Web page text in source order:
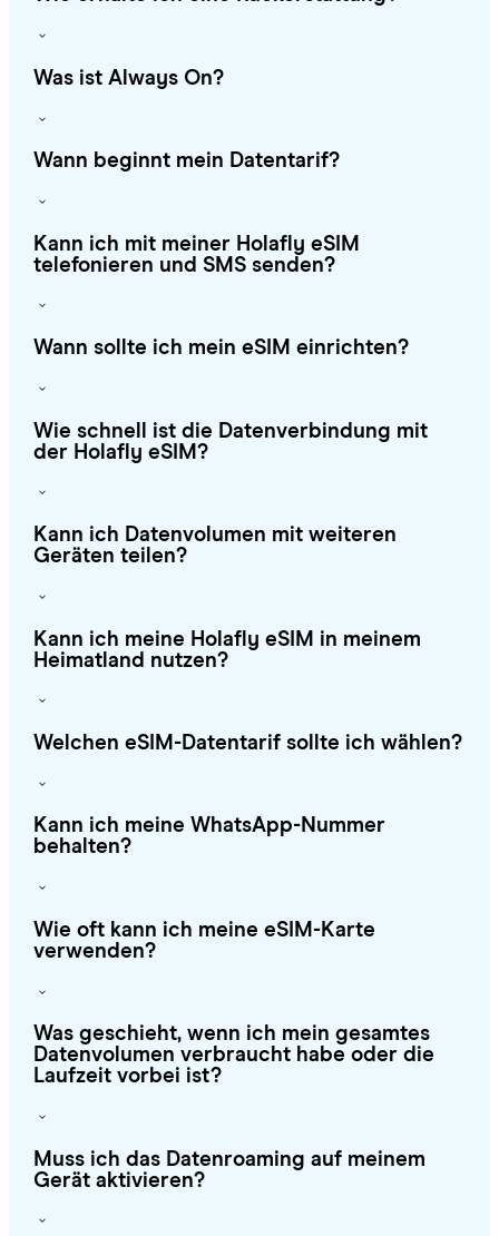
Was ist Always On?
Wann beginnt mein Datentarif?
Kann ich mit meiner Holafly eSIM
telefonieren und SMS senden?
Wann sollte ich mein eSIM einrichten?
Wie schnell ist die Datenverbindung mit
der Holafly eSIM?
Kann ich Datenvolumen mit weiteren
Geräten teilen?
Kann ich meine Holafly eSIM in meinem
Heimatland nutzen?
Welchen eSIM-Datentarif sollte ich wählen?
Kann ich meine WhatsApp-Nummer
behalten?
Wie oft kann ich meine eSIM-Karte
verwenden?
Was geschieht, wenn ich mein gesamtes
Datenvolumen verbraucht habe oder die
Laufzeit vorbei ist?
Muss ich das Datenroaming auf meinem
Gerät aktivieren?